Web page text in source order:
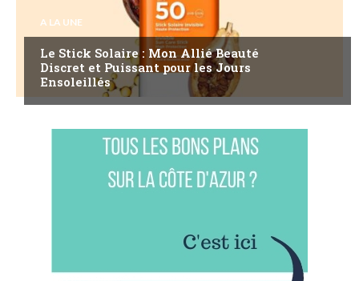
A LA UNE
Le Stick Solaire : Mon Allié Beauté
Discret et Puissant pour les Jours
Ensoleillés